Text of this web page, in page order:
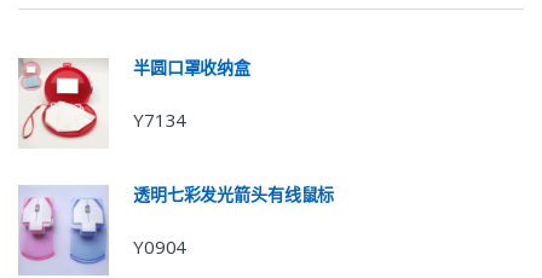
半圆口罩收纳盒
Y7134
透明七彩发光箭头有线鼠标
Y0904